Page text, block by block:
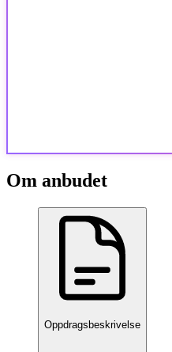
Om anbudet
Oppdragsbeskrivelse